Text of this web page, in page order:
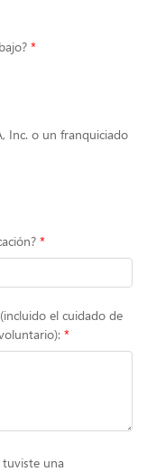
Inc. o un franquiciado
el cuidado de
una